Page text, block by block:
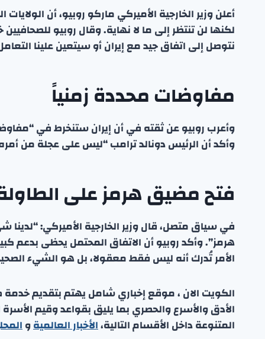
أعلن وزير الخارجية الأميركي ماركو روبيو، أن
لكنها لن تنتظر إلى ما لا نهاية. وقال روبيو
نتوصل إلى اتفاق جيد مع إيران أو سيتعين علينا
مفاوضات محددة زمنياً
وأعرب روبيو عن ثقته في أن إيران ستنخرط في
وأكد أن الرئيس دونالد ترامب “ليس على عجلة من
فتح مضيق هرمز على
في سياق متصل، قال وزير الخارجية الأميركي:
هرمز”. وأكد روبيو أن الاتفاق المحتمل يحظى بدعم
الأمر تُدرك أنه ليس فقط معقولا، بل هو الشيء
الكويت الان ، موقع إخباري شامل يهتم بتقديم خدمة
الأدق والأسرع والحصري بما يليق بقواعد وقيم
المتنوعة داخل الأقسام التالية،الأخبار العالميةو